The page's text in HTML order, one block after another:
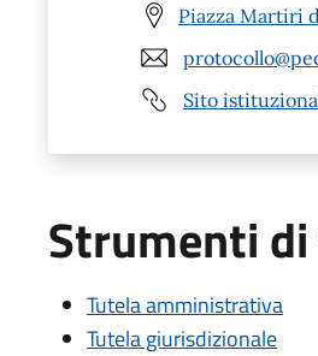
Piazza Martiri
Sito
Strumenti
Tutela amministrativa
Tutela giurisdizionale